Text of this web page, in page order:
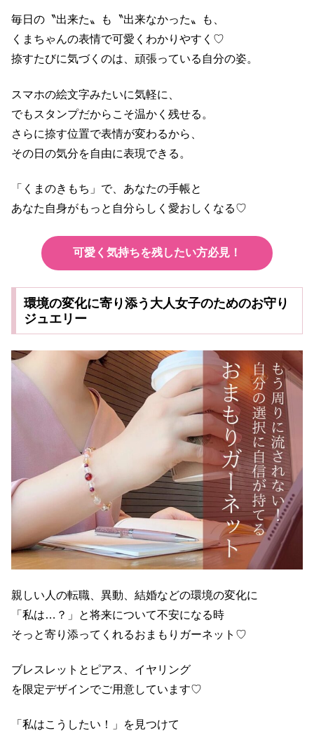
毎日の〝出来た〟も〝出来なかった〟も、
くまちゃんの表情で可愛くわかりやすく♡
捺すたびに気づくのは、頑張っている自分の姿。
スマホの絵文字みたいに気軽に、
でもスタンプだからこそ温かく残せる。
さらに捺す位置で表情が変わるから、
その日の気分を自由に表現できる。
「くまのきもち」で、あなたの手帳と
あなた自身がもっと自分らしく愛おしくなる♡
可愛く気持ちを残したい方必見！
環境の変化に寄り添う大人女子のためのお守り
ジュエリー
親しい人の転職、異動、結婚などの環境の変化に
「私は…？」と将来について不安になる時
そっと寄り添ってくれるおまもりガーネット♡
ブレスレットとピアス、イヤリング
を限定デザインでご用意しています♡
「私はこうしたい！」を見つけて